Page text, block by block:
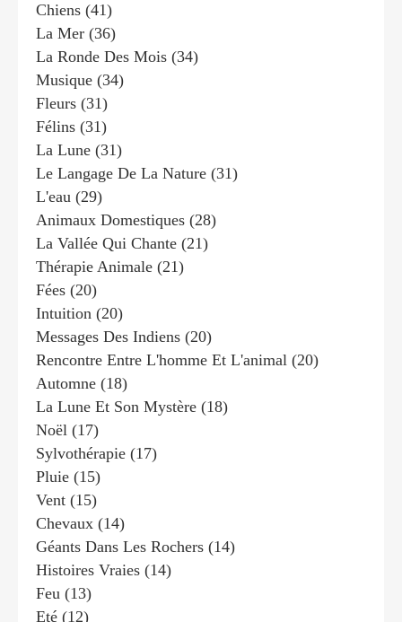
Chiens (41)
La Mer (36)
La Ronde Des Mois (34)
Musique (34)
Fleurs (31)
Félins (31)
La Lune (31)
Le Langage De La Nature (31)
L'eau (29)
Animaux Domestiques (28)
La Vallée Qui Chante (21)
Thérapie Animale (21)
Fées (20)
Intuition (20)
Messages Des Indiens (20)
Rencontre Entre L'homme Et L'animal (20)
Automne (18)
La Lune Et Son Mystère (18)
Noël (17)
Sylvothérapie (17)
Pluie (15)
Vent (15)
Chevaux (14)
Géants Dans Les Rochers (14)
Histoires Vraies (14)
Feu (13)
Eté (12)